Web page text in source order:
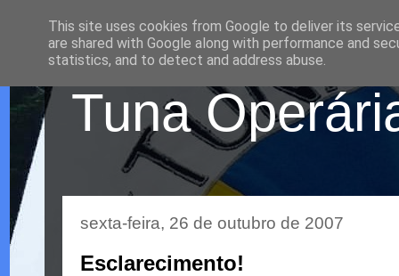
Tuna
sexta-feira, 26 de outubro de 2007
Esclarecimento!
This site uses cookies from Google to deliver its
are shared with Google along with performance and
statistics, and to detect and address abuse.